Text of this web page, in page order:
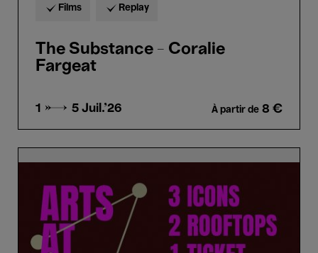
Films Replay
The Substance - Coralie
Fargeat
1 → 5 Juil.'26 À partir de 8 €